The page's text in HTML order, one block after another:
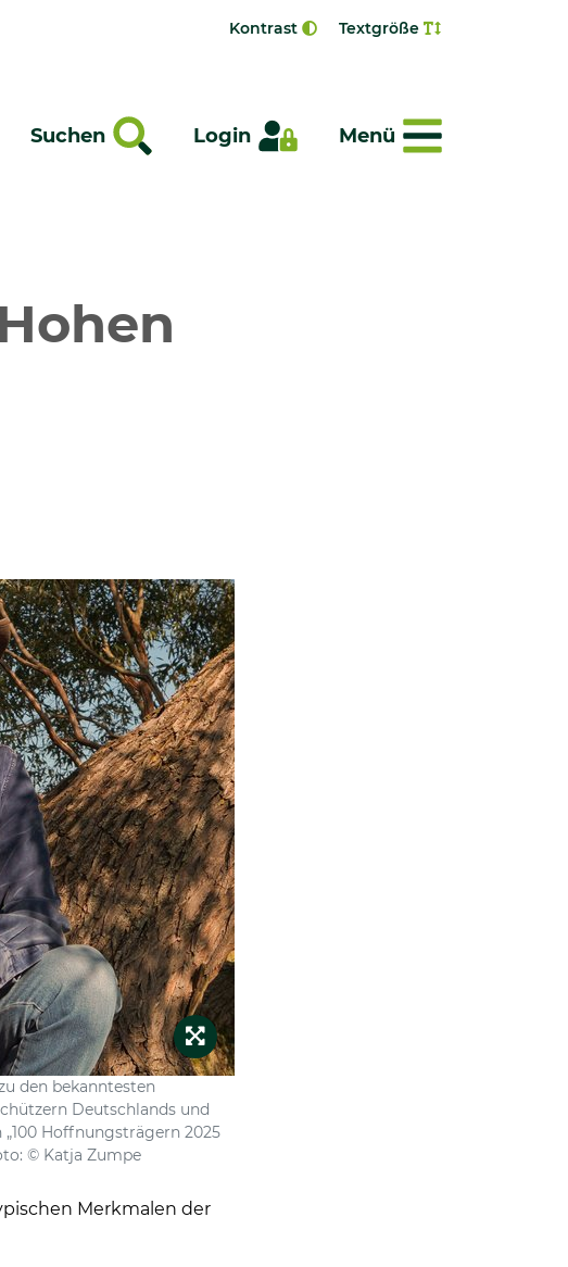
Kontrast Textgröße
Suchen Login Menü
Menü
den bekanntesten
Deutschlands und
Hoffnungsträgern 2025
© Katja Zumpe
Merkmalen der